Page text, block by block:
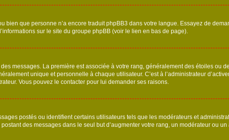
que personne n’a encore traduit phpBB3 dans votre langue. Essayez de
sur le site du groupe phpBB (voir le lien en bas de page).
messages. La première est associée à votre rang, généralement des étoiles ou
unique et personnelle à chaque utilisateur. C’est à l’administrateur
Vous pouvez le contacter pour lui demander ses raisons.
postés ou identifient certains utilisateurs tels que les modérateurs et
des messages dans le seul but d’augmenter votre rang, un modérateur ou